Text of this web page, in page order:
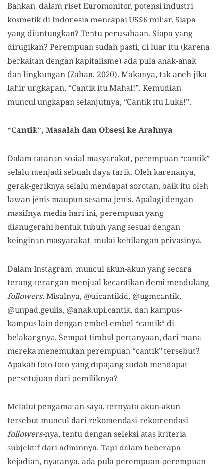
Bahkan, dalam riset Euromonitor, potensi industri
kosmetik di Indonesia mencapai US$6 miliar. Siapa
yang diuntungkan? Tentu perusahaan. Siapa yang
dirugikan? Perempuan sudah pasti, di luar itu (karena
berkaitan dengan kapitalisme) ada pula anak-anak
dan lingkungan (Zahan, 2020). Makanya, tak aneh jika
lahir ungkapan, “Cantik itu Mahal!”. Kemudian,
muncul ungkapan selanjutnya, “Cantik itu Luka!”.
“Cantik”, Masalah dan Obsesike Arahnya
Dalam tatanan sosial masyarakat, perempuan “cantik”
selalu menjadi sebuah daya tarik. Oleh karenanya,
gerak-geriknya selalu mendapat sorotan, baik itu oleh
lawan jenis maupun sesama jenis. Apalagi dengan
masifnya media hari ini, perempuan yang
dianugerahi bentuk tubuh yang sesuai dengan
keinginan masyarakat, mulai kehilangan privasinya.
Dalam Instagram, muncul akun-akun yang secara
terang-terangan menjual kecantikan demi mendulang
followers. Misalnya, @uicantikid, @ugmcantik,
@unpad.geulis, @anak.upi.cantik, dan kampus-
kampus lain dengan embel-embel “cantik” di
belakangnya. Sempat timbul pertanyaan, dari mana
mereka menemukan perempuan “cantik” tersebut?
Apakah foto-foto yang dipajang sudah mendapat
persetujuan dari pemiliknya?
Melalui pengamatan saya, ternyata akun-akun
tersebut muncul dari rekomendasi-rekomendasi
followers-nya, tentu dengan seleksi atas kriteria
subjektif dari adminnya. Tapi dalam beberapa
kejadian, nyatanya, ada pula perempuan-perempuan